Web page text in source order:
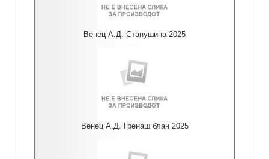
Венец А.Д. Станушина 2025
Венец А.Д. Гренаш блан 2025